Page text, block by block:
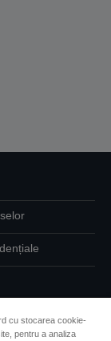
cu stocarea cookie-
pentru a analiza